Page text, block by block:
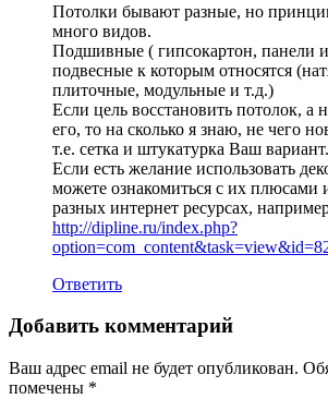
Потолки бывают разные, но
много видов.
Подшивные ( гипсокартон, панели
подвесные к которым относятся
плиточные, модульные и т.д.)
Если цель восстановить потолок, а
его, то на сколько я знаю, не чего
т.е. сетка и штукатурка Ваш
Если есть желание использовать
можете ознакомиться с их плюсами
разных интернет ресурсах,
http://dipline.ru/index.php?
Ответить
Добавить комментарий
Ваш адрес email не будет опубликован.
помечены *